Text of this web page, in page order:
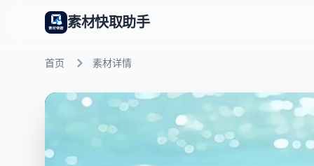
素材快取助手
首页 素材详情